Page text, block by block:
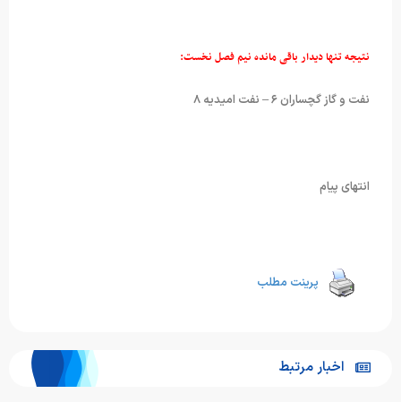
نتیجه تنها دیدار باقی مانده نیم فصل نخست:
نفت و گاز گچساران ۶ – نفت امیدیه ۸
انتهای پیام
پرینت مطلب
اخبار مرتبط